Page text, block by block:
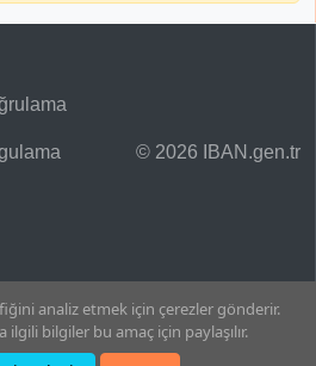
© 2026 IBAN.gen.tr
analiz etmek için çerezler gönderir.
ilgili bilgiler bu amaç için paylaşılır.